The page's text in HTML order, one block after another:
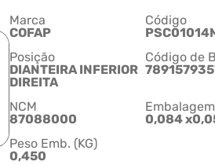
Marca
COFAP
Código
Posição
DIANTEIRA INFERIOR
DIREITA
Código de
NCM
87088000
0,084
Peso Emb. (KG)
0,450